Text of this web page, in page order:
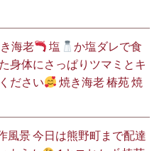
海老 塩
か塩ダレで食
身体にさっぱりツマミとキ
ださい
焼き海老 椿苑 焼
風景 今日は熊野町まで配達